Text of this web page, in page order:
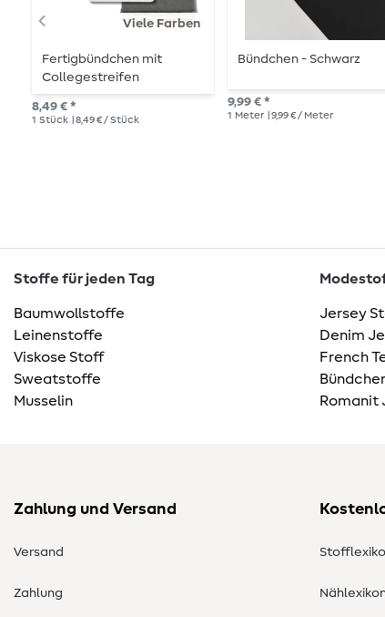
Viele Farben
Fertigbündchen mit
Collegestreifen
8,49 € *
1 Stück | 8,49 € / Stück
Bündchen - Schwarz
9,99 € *
1 Meter | 9,99 € / Meter
Stoffe für jeden Tag
Baumwollstoffe
Leinenstoffe
Viskose Stoff
Sweatstoffe
Musselin
Jersey
Denim
French
Romanit
Zahlung und Versand
Versand
Zahlung